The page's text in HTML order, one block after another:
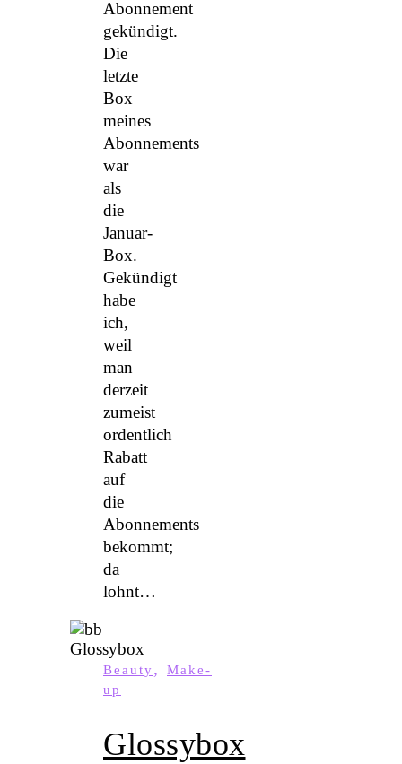
Abonnement
gekündigt.
Die
letzte
Box
meines
Abonnements
war
als
die
Januar-
Box.
Gekündigt
habe
ich,
weil
man
derzeit
zumeist
ordentlich
Rabatt
auf
die
Abonnements
bekommt;
da
lohnt…
Beauty,
Make-
up
Glossybox